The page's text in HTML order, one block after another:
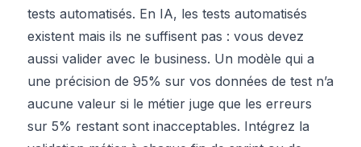
tests automatisés. En IA, les tests automatisés
existent mais ils ne suffisent pas : vous devez
aussi valider avec le business. Un modèle qui a
une précision de 95% sur vos données de test n’a
aucune valeur si le métier juge que les erreurs
sur 5% restant sont inacceptables. Intégrez la